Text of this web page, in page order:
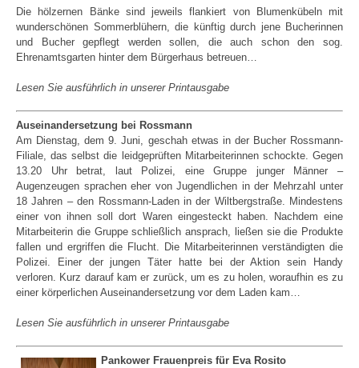
Die hölzernen Bänke sind jeweils flankiert von Blumenkübeln mit
wunderschönen Sommerblühern, die künftig durch jene Bucherinnen
und Bucher gepflegt werden sollen, die auch schon den sog.
Ehrenamtsgarten hinter dem Bürgerhaus betreuen…
Lesen Sie ausführlich in unserer Printausgabe
Auseinandersetzung bei Rossmann
Am Dienstag, dem 9. Juni, geschah etwas in der Bucher Rossmann-
Filiale, das selbst die leidgeprüften Mitarbeiterinnen schockte. Gegen
13.20 Uhr betrat, laut Polizei, eine Gruppe junger Männer –
Augenzeugen sprachen eher von Jugendlichen in der Mehrzahl unter
18 Jahren – den Rossmann-Laden in der Wiltbergstraße. Mindestens
einer von ihnen soll dort Waren eingesteckt haben. Nachdem eine
Mitarbeiterin die Gruppe schließlich ansprach, ließen sie die Produkte
fallen und ergriffen die Flucht. Die Mitarbeiterinnen verständigten die
Polizei. Einer der jungen Täter hatte bei der Aktion sein Handy
verloren. Kurz darauf kam er zurück, um es zu holen, woraufhin es zu
einer körperlichen Auseinandersetzung vor dem Laden kam…
Lesen Sie ausführlich in unserer Printausgabe
Pankower Frauenpreis für Eva Rosito